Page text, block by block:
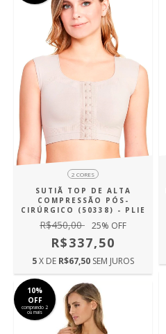
2 CORES
SUTIÃ TOP DE ALTA
COMPRESSÃO PÓS-
CIRÚRGICO (50338) - PLIE
R$450,00 25% OFF
R$337,50
5X DE R$67,50 SEM JUROS
10%
OFF
comprando 2
ou mais